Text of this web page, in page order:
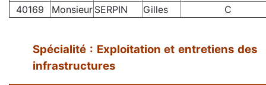
40169
Monsieur SERPIN Gilles C
Spécialité : Exploitation et entretiens des
infrastructures